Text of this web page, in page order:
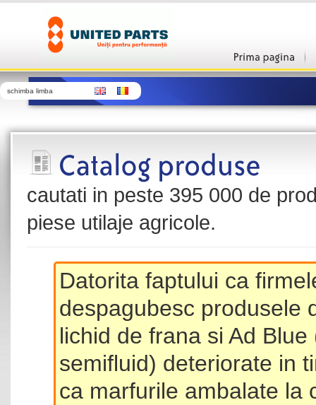
schimba limba
cautati in peste 395 000 de
piese utilaje agricole.
Datorita faptului ca
despagubesc produsele
lichid de frana si Ad
semifluid) deteriorate in
ca marfurile ambalate la